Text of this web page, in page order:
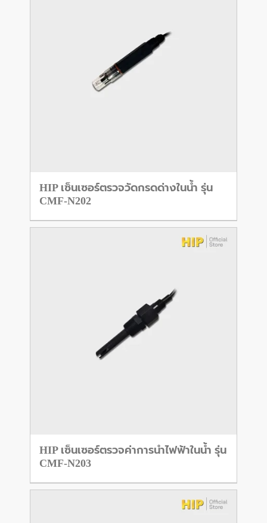
HIP เซ็นเซอร์ตรวจวัดกรดด่างในน้ำ รุ่น
CMF-N202
HIP เซ็นเซอร์ตรวจค่าการนำไฟฟ้าในน้ำ รุ่น
CMF-N203